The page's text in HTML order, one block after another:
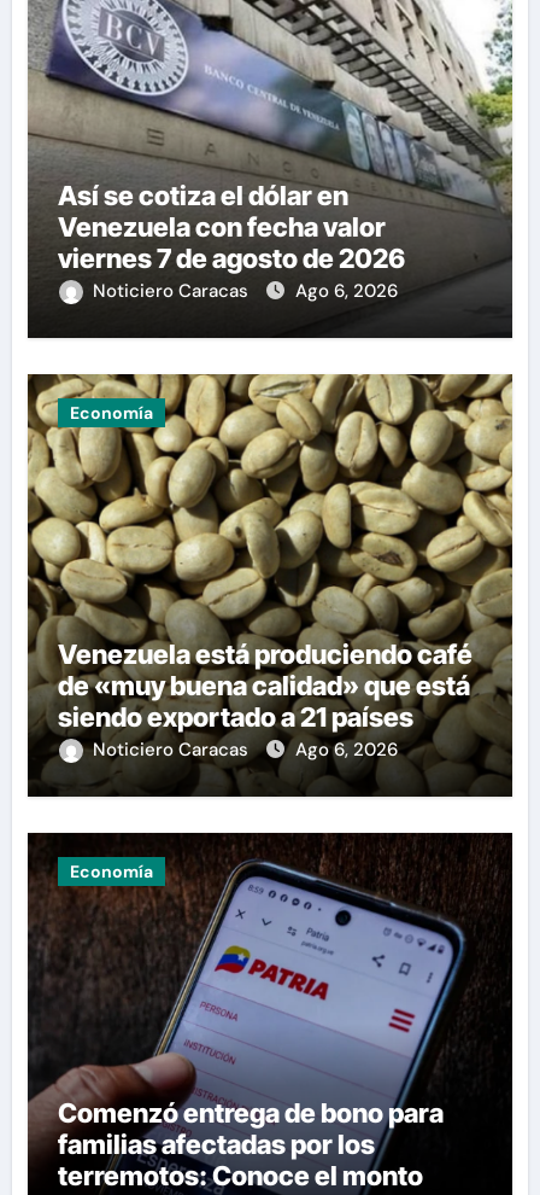
Así se cotiza el dólar en
Venezuela con fecha valor
viernes 7 de agosto de 2026
Noticiero Caracas Ago 6, 2026
Economía
Venezuela está produciendo café
de «muy buena calidad» que está
siendo exportado a 21 países
Noticiero Caracas Ago 6, 2026
Economía
Comenzó entrega de bono para
familias afectadas por los
terremotos: Conoce el monto